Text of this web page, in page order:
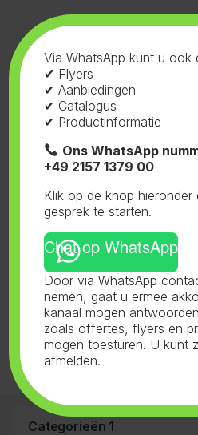
Voeding, Atami,B'Cuzz Hydro
Booster Universal
B’Cuzz Hydro Booster
Universal 5L
Toont alle 3
Categorieën 1
Via WhatsApp kunt u ook
✔ Flyers
✔ Aanbiedingen
✔ Catalogus
✔ Productinformatie
Ons WhatsApp
+49 2157 1379 00
Klik op de knop hieronder
gesprek te starten.
Chat op WhatsApp
Door via WhatsApp
nemen, gaat u ermee
kanaal mogen
zoals offertes, flyers en
mogen toesturen. U kunt
afmelden.